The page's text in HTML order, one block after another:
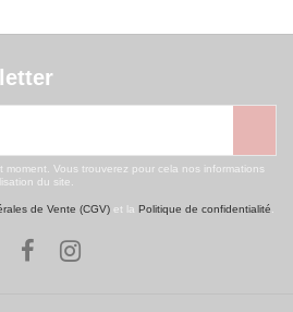
moment. Vous trouverez pour cela nos informations
du site.
de Vente (CGV)et la Politique de confidentialité